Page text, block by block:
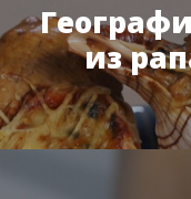
из